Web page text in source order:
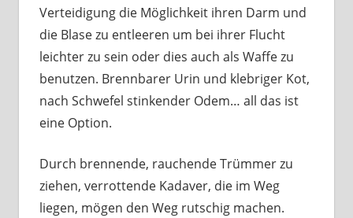
Verteidigung die Möglichkeit ihren Darm und
die Blase zu entleeren um bei ihrer Flucht
leichter zu sein oder dies auch als Waffe zu
benutzen. Brennbarer Urin und klebriger Kot,
nach Schwefel stinkender Odem… all das ist
eine Option.
Durch brennende, rauchende Trümmer zu
ziehen, verrottende Kadaver, die im Weg
liegen, mögen den Weg rutschig machen.